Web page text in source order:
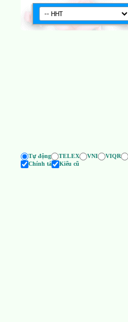
Tự động TELEX VNI VIQR
Chính tả
Kiểu cũ